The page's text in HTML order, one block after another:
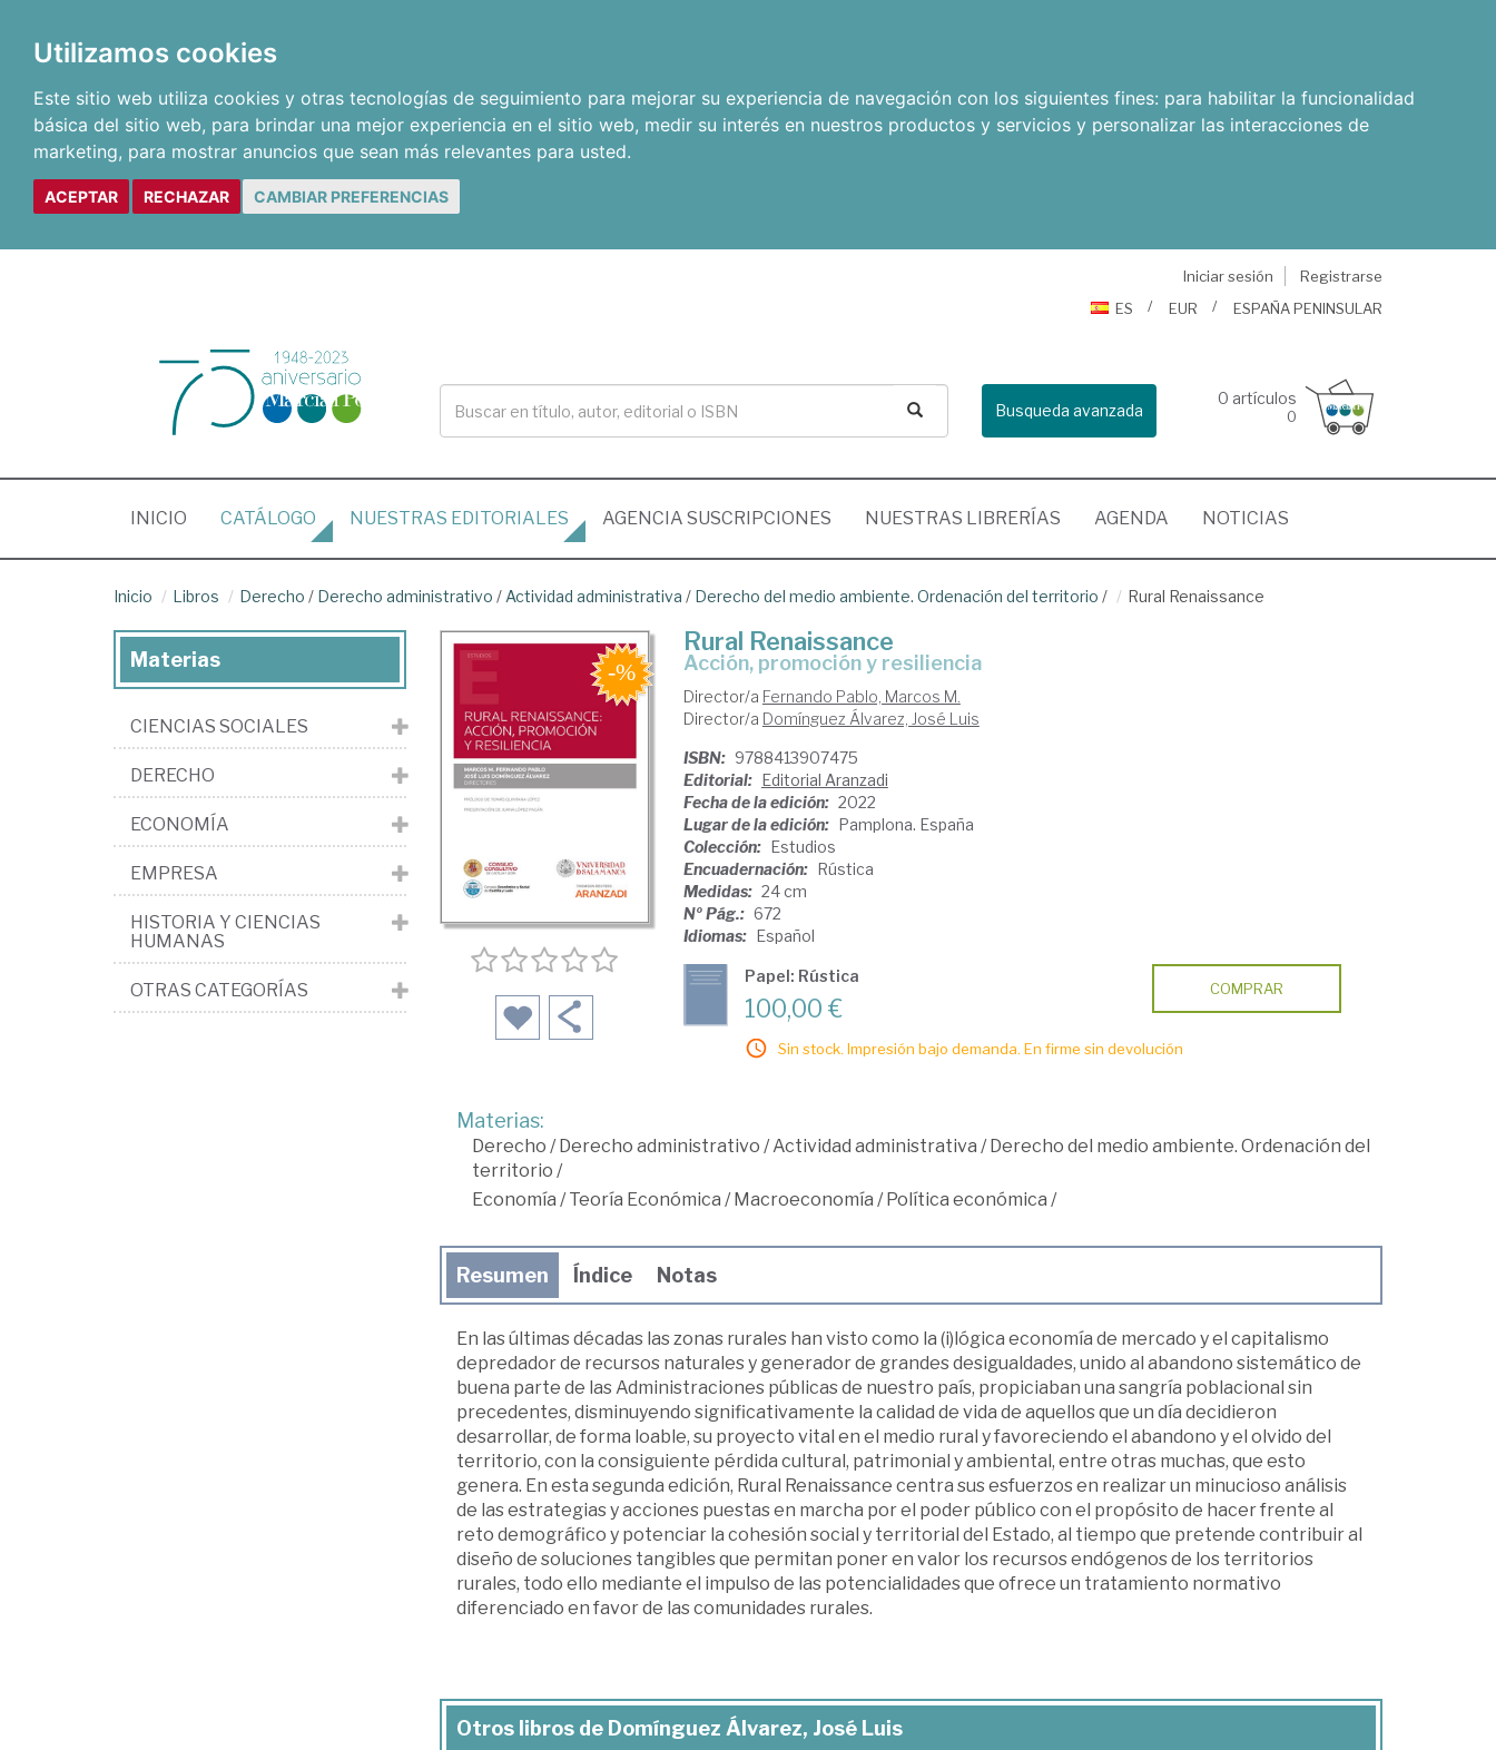
Utilizamos cookies
Este sitio web utiliza cookies y otras tecnologías de seguimiento para mejorar su experiencia de navegación con los siguientes fines: para habilitar la funcionalidad
básica del sitio web, para brindar una mejor experiencia en el sitio web, medir su interés en nuestros productos y servicios y personalizar las interacciones de
marketing, para mostrar anuncios que sean más relevantes para usted.
ACEPTAR RECHAZAR CAMBIAR PREFERENCIAS
Iniciar sesión
Registrarse
ES
EUR ESPAÑA PENINSULAR
Busqueda avanzada
0 artículos
0
INICIO (CURRENT)
CATÁLOGO NUESTRAS EDITORIALES AGENCIA SUSCRIPCIONES NUESTRAS LIBRERÍAS AGENDA NOTICIAS
Inicio Libros Derecho / Derecho administrativo / Actividad administrativa / Derecho del medio ambiente. Ordenación del territorio / Rural Renaissance
Rural Renaissance
acción, promoción y resiliencia
Director/a Fernando Pablo, Marcos M.
Director/a Domínguez Álvarez, José Luis
ISBN: 9788413907475
Editorial: Editorial Aranzadi
Fecha de la edición: 2022
Lugar de la edición: Pamplona. España
Colección: Estudios
Encuadernación: Rústica
Medidas: 24 cm
Nº Pág.: 672
Idiomas: Español
Papel: Rústica
100,00 €
Sin stock. Impresión bajo demanda. En firme sin devolución
COMPRAR
Materias:
Derecho /Derecho administrativo /Actividad administrativa /Derecho del medio ambiente. Ordenación del
territorio /
Economía /Teoría Económica /Macroeconomía /Política económica /
Resumen Índice Notas
En las últimas décadas las zonas rurales han visto como la (i)lógica economía de mercado y el capitalismo
depredador de recursos naturales y generador de grandes desigualdades, unido al abandono sistemático de
buena parte de las Administraciones públicas de nuestro país, propiciaban una sangría poblacional sin
precedentes, disminuyendo significativamente la calidad de vida de aquellos que un día decidieron
desarrollar, de forma loable, su proyecto vital en el medio rural y favoreciendo el abandono y el olvido del
territorio, con la consiguiente pérdida cultural, patrimonial y ambiental, entre otras muchas, que esto
genera. En esta segunda edición, Rural Renaissance centra sus esfuerzos en realizar un minucioso análisis
de las estrategias y acciones puestas en marcha por el poder público con el propósito de hacer frente al
reto demográfico y potenciar la cohesión social y territorial del Estado, al tiempo que pretende contribuir al
diseño de soluciones tangibles que permitan poner en valor los recursos endógenos de los territorios
rurales, todo ello mediante el impulso de las potencialidades que ofrece un tratamiento normativo
diferenciado en favor de las comunidades rurales.
Otros libros de Domínguez Álvarez, José Luis
Materias
CIENCIAS SOCIALES
DERECHO
ECONOMÍA
EMPRESA
HISTORIA Y CIENCIAS
HUMANAS
OTRAS CATEGORÍAS